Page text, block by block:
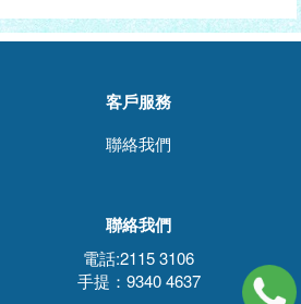
客戶服務
聯絡我們
聯絡我們
電話:2115 3106
手提：9340 4637